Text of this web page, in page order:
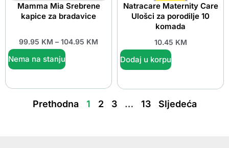
Mamma Mia Srebrene
kapice za bradavice
99.95 KM – 104.95 KM
Nema na stanju
Natracare Maternity Care
Ulošci za porodilje 10
komada
10.45 KM
Dodaj u korpu
Prethodna 1 2 3 … 13 Sljedeća